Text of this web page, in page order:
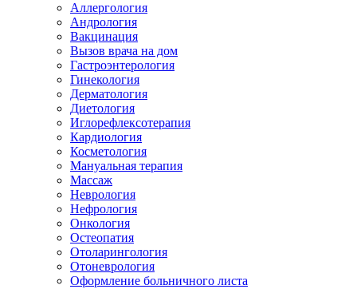
Аллергология
Андрология
Вакцинация
Вызов врача на дом
Гастроэнтерология
Гинекология
Дерматология
Диетология
Иглорефлексотерапия
Кардиология
Косметология
Мануальная терапия
Массаж
Неврология
Нефрология
Онкология
Остеопатия
Отоларингология
Отоневрология
Оформление больничного листа